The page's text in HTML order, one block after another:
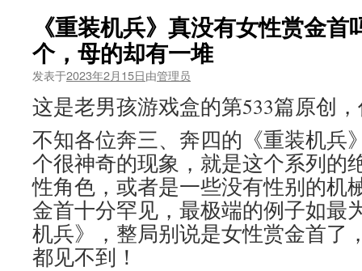
游
戏
那
些
树
一
帜
的
奇
葩
统，
明
《重装机兵》真没有女性赏金
个，母的却有一堆
发表于2023年2月15日由管理员
这是老男孩游戏盒的第533篇原创
不知各位奔三、奔四的《重装机兵
个很神奇的现象，就是这个系列的
性角色，或者是一些没有性别的机
金首十分罕见，最极端的例子如最
机兵》，整局别说是女性赏金首了
都见不到！